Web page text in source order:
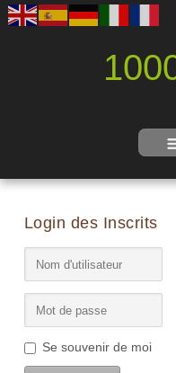
Login des Inscrits
Se souvenir de moi